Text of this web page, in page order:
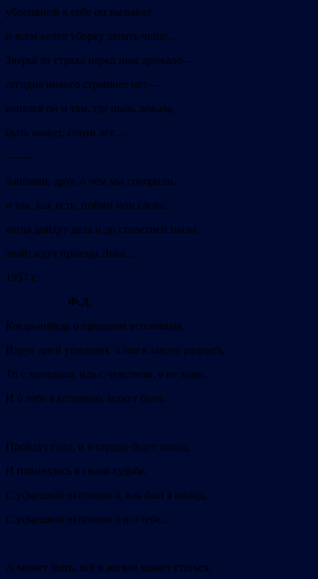
уборщиков к себе он вызывал
и всем велел уборку делать чище…
Зверьё от страха перед ним дрожало—
сегодня никого страшнее нет—
копался он и там, где пыль лежала,
быть может, сотни лет…
——-
Запомни, друг, о чём мы говорили,
и так, как есть, пойми мои слова:
когда дойдут дела и до столетней пыли,
знай: ждут приезда Льва…
1957 г.
Ф.Д.
Когда-нибудь о прошлом вспоминая,
Вдруг дней ушедших хлам я захочу разрыть,
То с холодком, иль с чувством, я не знаю,
И о тебе я вспомню, может быть.
Пройдут года, и в сердце будет холод,
И повинуюсь я своей судьбе,
С усмешкой вспомню я, как был я молод,
С усмешкой вспомню я и о тебе…
А может быть, всё в жизни может статься,